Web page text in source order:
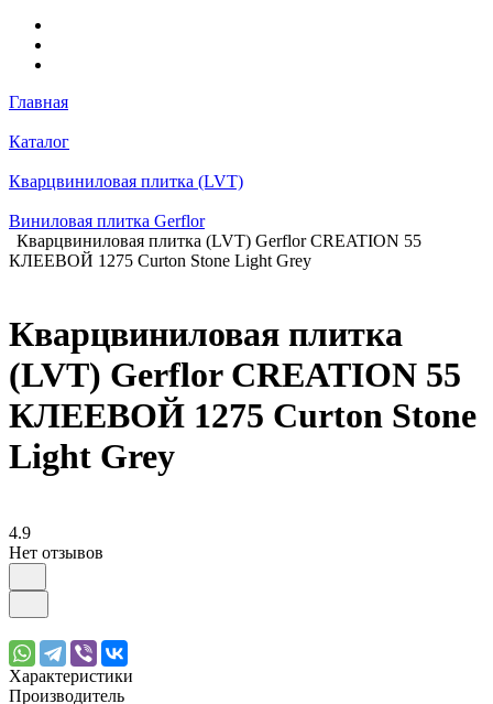
Главная
Каталог
Кварцвиниловая плитка (LVT)
Виниловая плитка Gerflor
Кварцвиниловая плитка (LVT) Gerflor CREATION 55
КЛЕЕВОЙ 1275 Curton Stone Light Grey
Кварцвиниловая плитка
(LVT) Gerflor CREATION 55
КЛЕЕВОЙ 1275 Curton Stone
Light Grey
4.9
Нет отзывов
Характеристики
Производитель